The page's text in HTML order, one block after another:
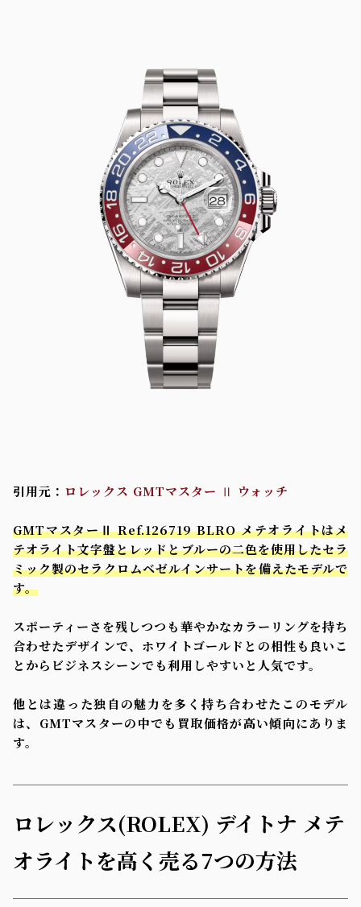
引用元： ロレックス GMTマスター Ⅱ ウォッチ
GMTマスターⅡ Ref.126719 BLRO メテオライトはメ
テオライト文字盤とレッドとブルーの二色を使用したセラ
ミック製のセラクロムベゼルインサートを備えたモデルで
す。
スポーティーさを残しつつも華やかなカラーリングを持ち
合わせたデザインで、ホワイトゴールドとの相性も良いこ
とからビジネスシーンでも利用しやすいと人気です。
他とは違った独自の魅力を多く持ち合わせたこのモデル
は、GMTマスターの中でも買取価格が高い傾向にありま
す。
ロレックス(ROLEX) デイトナ メテ
オライトを高く売る7つの方法